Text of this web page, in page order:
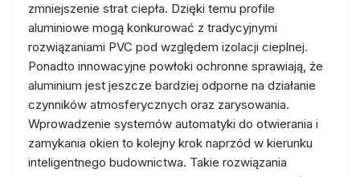
zmniejszenie strat ciepła. Dzięki temu profile
aluminiowe mogą konkurować z tradycyjnymi
rozwiązaniami PVC pod względem izolacji cieplnej.
Ponadto innowacyjne powłoki ochronne sprawiają, że
aluminium jest jeszcze bardziej odporne na działanie
czynników atmosferycznych oraz zarysowania.
Wprowadzenie systemów automatyki do otwierania i
zamykania okien to kolejny krok naprzód w kierunku
inteligentnego budownictwa. Takie rozwiązania